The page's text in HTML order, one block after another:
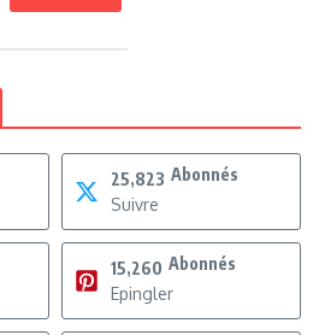
25,823 Abonnés
Suivre
15,260 Abonnés
Epingler